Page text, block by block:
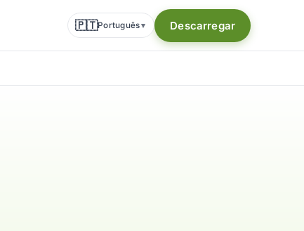
🇵🇹Português▾ Descarregar